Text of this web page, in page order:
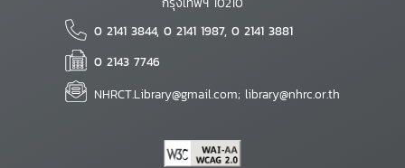
0 2141 3844, 0 2141 1987, 0 2141 3881
0 2143 7746
NHRCT.Library@gmail.com; library@nhrc.or.th